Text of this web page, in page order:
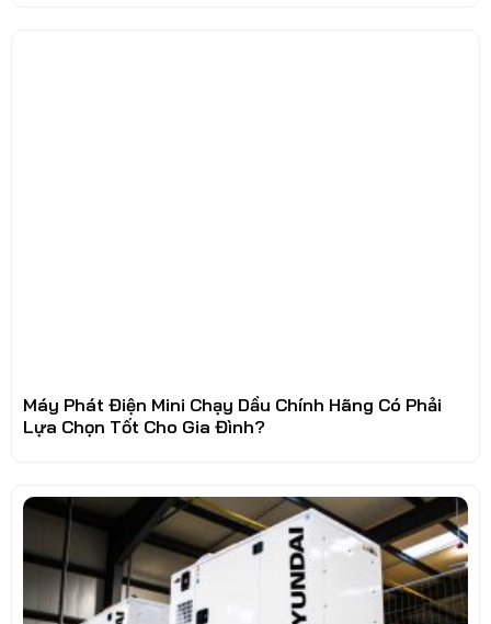
Máy Phát Điện Mini Chạy Dầu Chính Hãng Có Phải
Lựa Chọn Tốt Cho Gia Đình?